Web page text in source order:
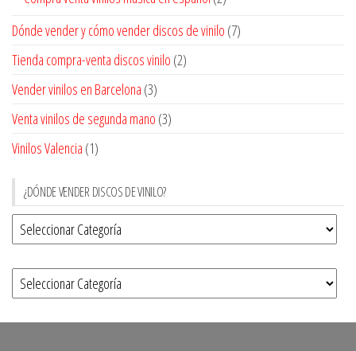
Dónde vender y cómo vender discos de vinilo (7)
Tienda compra-venta discos vinilo (2)
Vender vinilos en Barcelona (3)
Venta vinilos de segunda mano (3)
Vinilos Valencia (1)
¿DÓNDE VENDER DISCOS DE VINILO?